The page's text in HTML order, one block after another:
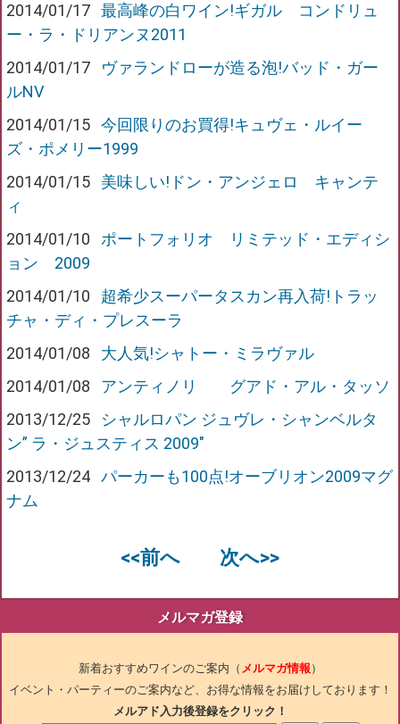
2014/01/17 最高峰の白ワイン!ギガル コンドリュ
ー・ラ・ドリアンヌ2011
2014/01/17
ヴァランドローが造る泡!バッド・ガー
ルNV
2014/01/15 今回限りのお買得!キュヴェ・ルイー
ズ・ポメリー1999
2014/01/15
美味しい!ドン・アンジェロ キャンテ
ィ
2014/01/10
ポートフォリオ リミテッド・エディシ
ョン 2009
2014/01/10
超希少スーパータスカン再入荷!トラッ
チャ・ディ・プレスーラ
2014/01/08
大人気!シャトー・ミラヴァル
2014/01/08
アンティノリ グアド・アル・タッソ
2013/12/25
シャルロパン ジュヴレ・シャンベルタ
ン” ラ・ジュスティス 2009″
2013/12/24 パーカーも100点!オーブリオン2009マグ
ナム
<<前へ 次へ>>
メルマガ登録
新着おすすめワインのご案内（ メルマガ情報 ）
イベント・パーティーのご案内など、お得な情報をお届けしております！
メルアド入力後登録をクリック！